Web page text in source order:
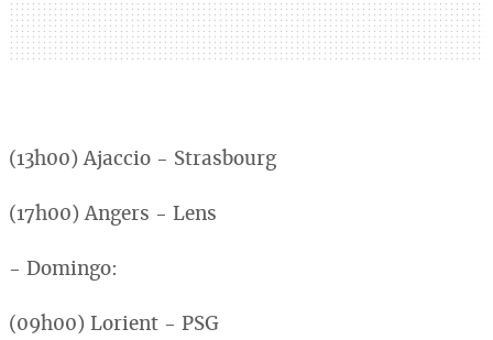
(13h00) Ajaccio - Strasbourg
(17h00) Angers - Lens
- Domingo:
(09h00) Lorient - PSG